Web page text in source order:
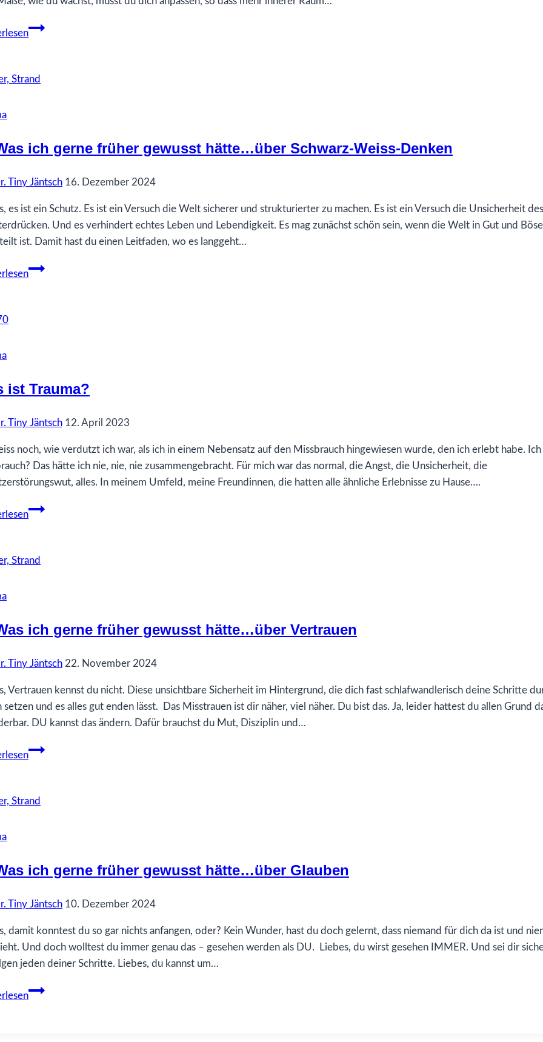
55
gerne
über
Struktur
ich gerne früher gewusst hätte…über Schwarz-Weiss-Denken
Tiny Jäntsch 16. Dezember 2024
es ist ein Schutz. Es ist ein Versuch die Welt sicherer und strukturierter zu machen. Es ist ein Versuch die Unsicherheit
Und es verhindert echtes Leben und Lebendigkeit. Es mag zunächst schön sein, wenn die Welt in Gut und Böse
ist. Damit hast du einen Leitfaden, wo es langgeht…
81
über
Schwarz-
ist Trauma?
Tiny Jäntsch 12. April 2023
noch, wie verdutzt ich war, als ich in einem Nebensatz auf den Missbrauch hingewiesen wurde, den ich erlebt habe.
Das hätte ich nie, nie, nie zusammengebracht. Für mich war das normal, die Angst, die Unsicherheit, die
alles. In meinem Umfeld, meine Freundinnen, die hatten alle ähnliche Erlebnisse zu Hause….
Was
ich gerne früher gewusst hätte…über Vertrauen
Tiny Jäntsch 22. November 2024
Vertrauen kennst du nicht. Diese unsichtbare Sicherheit im Hintergrund, die dich fast schlafwandlerisch deine Schritte
setzen und es alles gut enden lässt. Das Misstrauen ist dir näher, viel näher. Du bist das. Ja, leider hattest du allen Grund
DU kannst das ändern. Dafür brauchst du Mut, Disziplin und…
65
gerne
über
Vertrauen
ich gerne früher gewusst hätte…über Glauben
Tiny Jäntsch 10. Dezember 2024
damit konntest du so gar nichts anfangen, oder? Kein Wunder, hast du doch gelernt, dass niemand für dich da ist und
Und doch wolltest du immer genau das – gesehen werden als DU. Liebes, du wirst gesehen IMMER. Und sei dir
jeden deiner Schritte. Liebes, du kannst um…
77